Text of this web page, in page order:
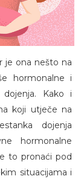
je ona nešto na
hormonalne i
Kako i
koji utječe na
dojenja
hormonalne
to pronaći pod
situacijama i